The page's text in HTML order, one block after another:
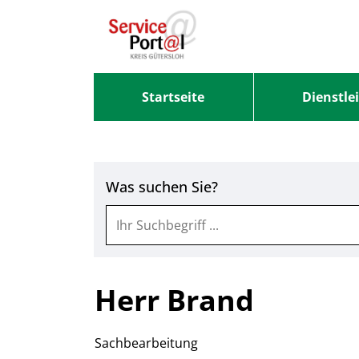
Zum Hauptinhalt springen
Startseite
Was suchen Sie?
Herr Brand
Sachbearbeitung